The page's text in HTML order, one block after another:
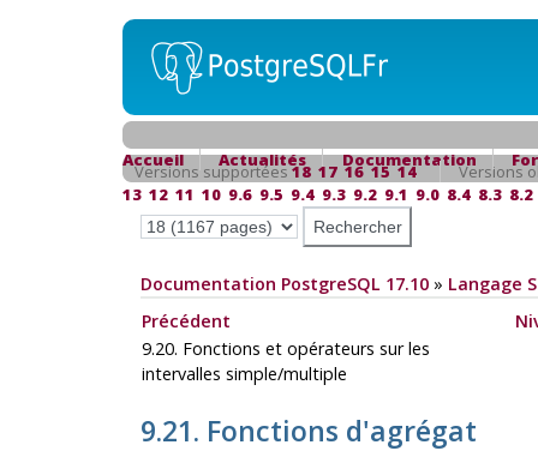
Accueil Actualités Documentation
Versions supportées18 17 16 15 14
Versions
13 12 11 10 9.6 9.5 9.4 9.3 9.2 9.1 9.0 8.4 8.3 8.2
Documentation PostgreSQL 17.10» Langage
Précédent
9.20. Fonctions et opérateurs sur les
intervalles simple/multiple
9.21. Fonctions d'agrégat